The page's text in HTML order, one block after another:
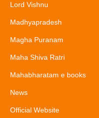
Lord Vishnu
Madhyapradesh
Magha Puranam
Maha Shiva Ratri
Mahabharatam e books
News
Official Website